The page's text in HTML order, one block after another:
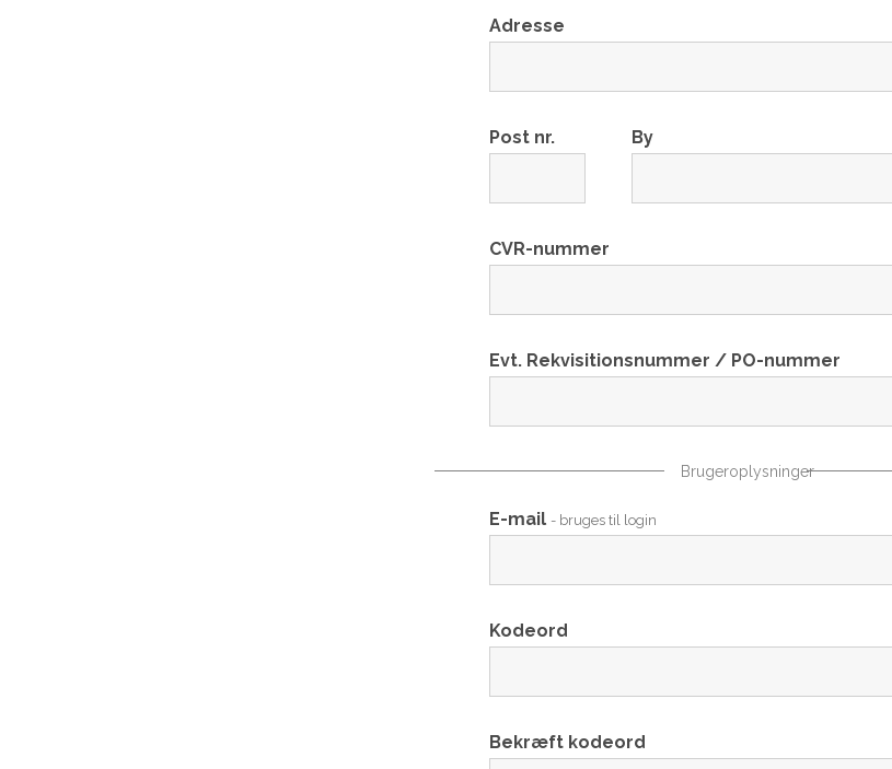
Adresse
Post nr. By
CVR-nummer
Evt. Rekvisitionsnummer / PO-nummer
Brugeroplysninger
E-mail - bruges til login
Kodeord
Bekræft kodeord